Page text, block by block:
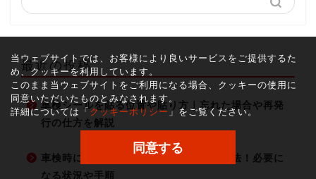
最近の投稿
車検シールを貼る位置や貼り方｜忘れた場合や再発
行の仕方を解説
車検時にナンバープレートを変更する方法！必要に
なる状況や手順
当ウェブサイトでは、お客様により良いサービスをご提供するた
め、クッキーを利用しています。
このまま当ウェブサイトをご利用になる場合、クッキーの使用に
同意いただいたものとみなされます。
詳細については「クッキーポリシー 」をご覧ください。
同意する